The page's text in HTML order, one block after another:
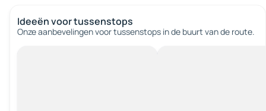
Ideeën voor tussenstops
Onze aanbevelingen voor tussenstops in de buurt van de route.